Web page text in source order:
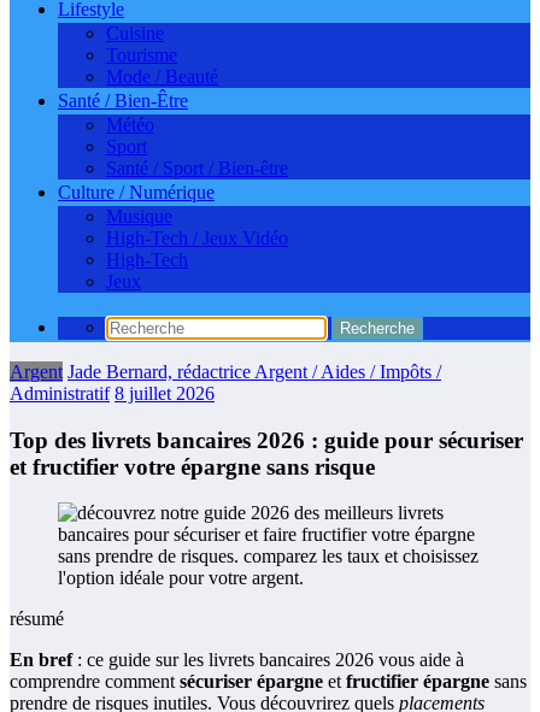
Lifestyle
Cuisine
Tourisme
Mode / Beauté
Santé / Bien-Être
Météo
Sport
Santé / Sport / Bien-être
Culture / Numérique
Musique
High-Tech / Jeux Vidéo
High-Tech
Jeux
Argent Jade Bernard, rédactrice Argent / Aides / Impôts /
Administratif 8 juillet 2026
Top des livrets bancaires 2026 : guide pour sécuriser
et fructifier votre épargne sans risque
résumé
En bref: ce guide sur les livrets bancaires 2026 vous aide à
comprendre commentsécuriser épargne etfructifier épargne sans
prendre de risques inutiles. Vous découvrirez quels placements